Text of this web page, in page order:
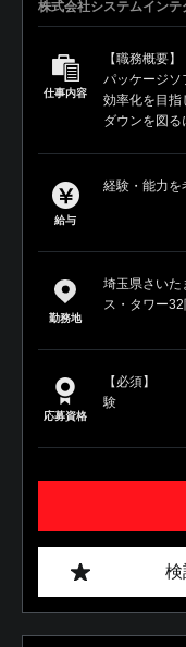
株式会社システムインテ
仕事内容
【職務概要
パッケージソ
効率化を目指
ダウンを図る
給与
経験・能力を
勤務地
埼玉県さいた
ス・タワー
応募資格
【必須
験
検